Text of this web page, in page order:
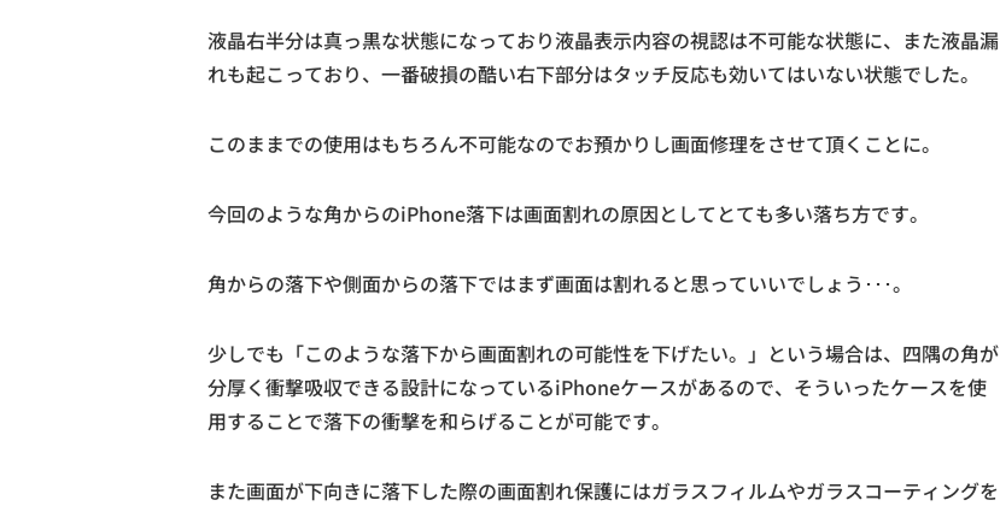
液晶右半分は真っ黒な状態になっており液晶表示内容の視認は不可能な状態に、また液晶漏
れも起こっており、一番破損の酷い右下部分はタッチ反応も効いてはいない状態でした。
このままでの使用はもちろん不可能なのでお預かりし画面修理をさせて頂くことに。
今回のような角からのiPhone落下は画面割れの原因としてとても多い落ち方です。
角からの落下や側面からの落下ではまず画面は割れると思っていいでしょう･･･。
少しでも「このような落下から画面割れの可能性を下げたい。」という場合は、四隅の角が
分厚く衝撃吸収できる設計になっているiPhoneケースがあるので、そういったケースを使
用することで落下の衝撃を和らげることが可能です。
また画面が下向きに落下した際の画面割れ保護にはガラスフィルムやガラスコーティングを